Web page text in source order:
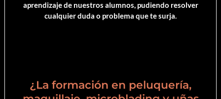
aprendizaje de nuestros alumnos, pudiendo resolver
cualquier duda o problema que te surja.
¿La formación en peluquería,